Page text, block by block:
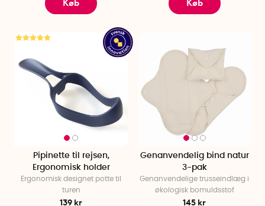
Køb Køb
Pipinette til rejsen,
Ergonomisk holder
Ergonomisk designet potte til
turen
139 kr
Genanvendelig bind natur
3-pak
Genanvendelige trusseindlæg i
økologisk bomuldsstof
145 kr